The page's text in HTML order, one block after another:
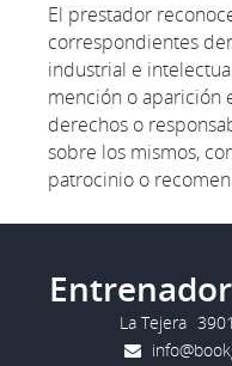
El prestador
correspondientes
industrial e
mención o aparición
derechos o
sobre los mismos,
patrocinio o
La Tejera